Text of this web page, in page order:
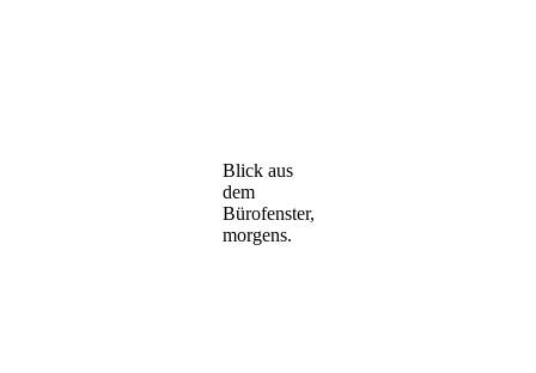
Blick aus
dem
Bürofenster,
morgens.